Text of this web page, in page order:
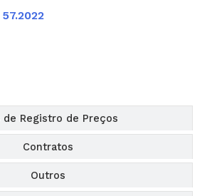
de Registro de Preços
Contratos
Outros